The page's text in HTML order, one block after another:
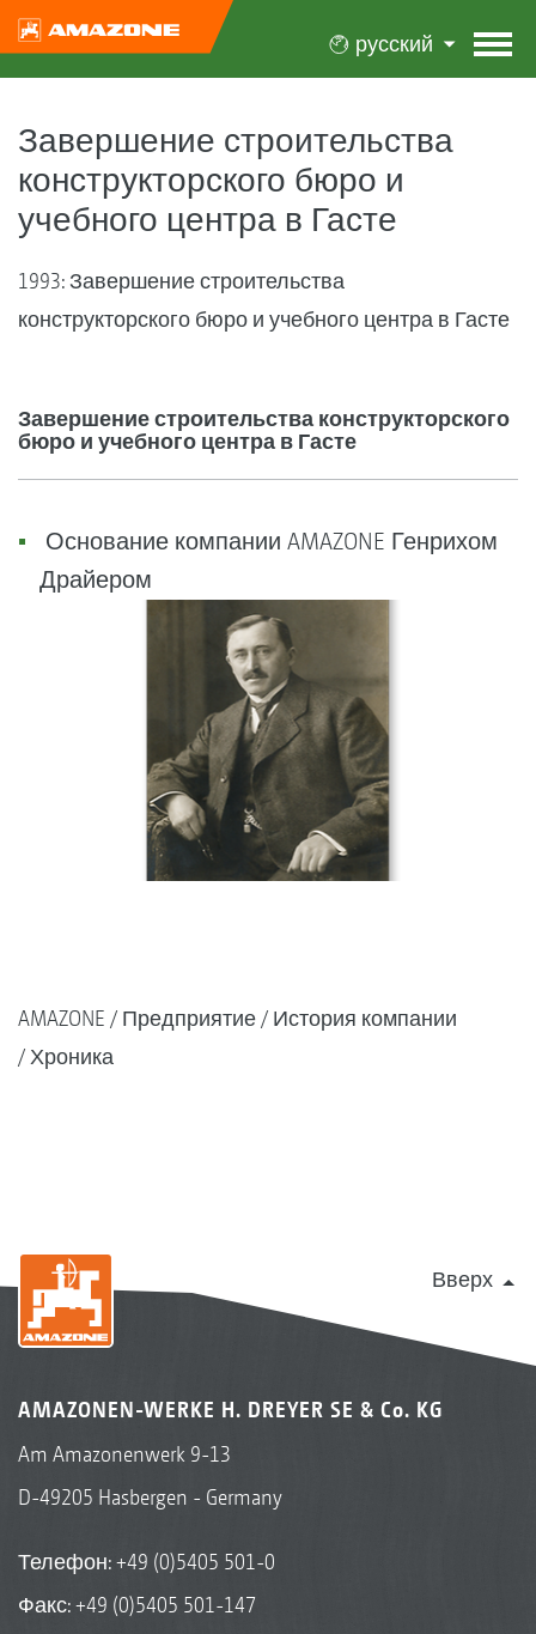
русский
Завершение строительства
конструкторского бюро и
учебного центра в Гасте
1993: Завершение строительства
конструкторского бюро и учебного центра в Гасте
Завершение строительства конструкторского
бюро и учебного центра в Гасте
Основание компании AMAZONE Генрихом
Драйером
AMAZONE Предприятие
История компании
Хроника
Вверх
AMAZONEN-WERKE H. DREYER SE & Co. KG
Am Amazonenwerk 9-13
D-49205 Hasbergen - Germany
Телефон:+49 (0)5405 501-0
Факс: +49 (0)5405 501-147